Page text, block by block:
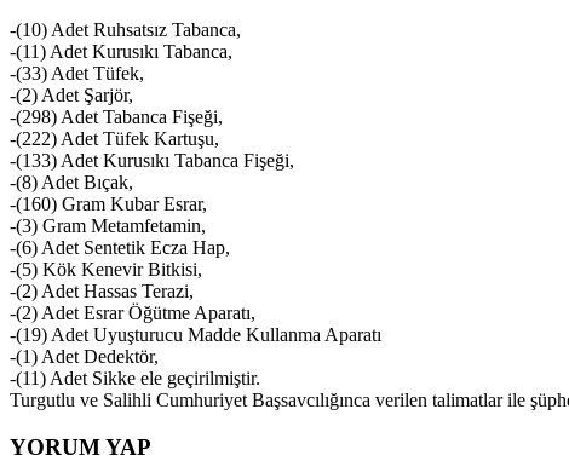
-(10) Adet Ruhsatsız Tabanca,
-(11) Adet Kurusıkı Tabanca,
-(33) Adet Tüfek,
-(2) Adet Şarjör,
-(298) Adet Tabanca Fişeği,
-(222) Adet Tüfek Kartuşu,
-(133) Adet Kurusıkı Tabanca Fişeği,
-(8) Adet Bıçak,
-(160) Gram Kubar Esrar,
-(3) Gram Metamfetamin,
-(6) Adet Sentetik Ecza Hap,
-(5) Kök Kenevir Bitkisi,
-(2) Adet Hassas Terazi,
-(2) Adet Esrar Öğütme Aparatı,
-(19) Adet Uyuşturucu Madde Kullanma Aparatı
-(1) Adet Dedektör,
-(11) Adet Sikke ele geçirilmiştir.
Turgutlu ve Salihli Cumhuriyet Başsavcılığınca verilen talimatlar ile
YORUM YAP